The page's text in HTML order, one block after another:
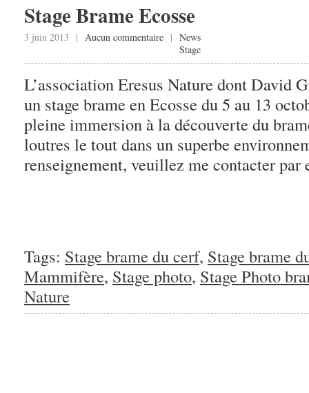
Stage Brame Ecosse
3 juin 2013 | Aucun commentaire | News
Stage
L’association Eresus Nature dont David
un stage brame en Ecosse du 5 au 13
pleine immersion à la découverte du
loutres le tout dans un superbe
renseignement, veuillez me contacter par
Tags: Stage brame du cerf, Stage brame
Mammifère, Stage photo, Stage Photo
Nature